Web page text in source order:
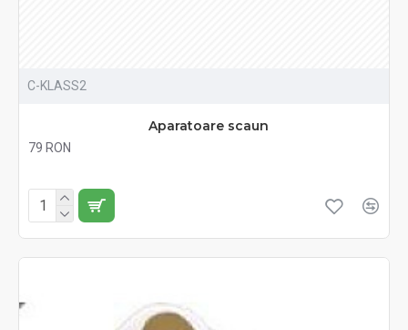
C-KLASS2
Aparatoare scaun
79 RON